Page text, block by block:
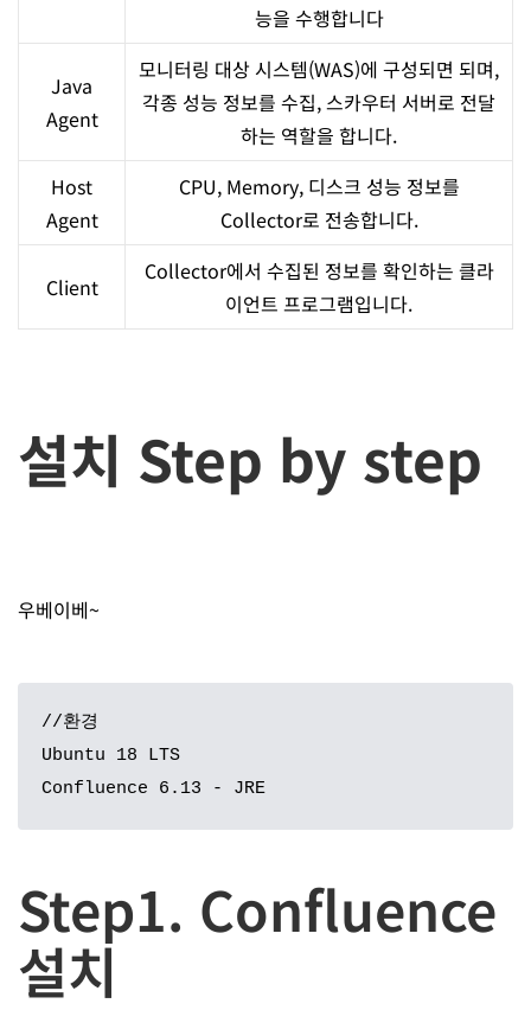
능을 수행합니다
Java
Agent
모니터링 대상 시스템(WAS)에 구성되면 되며,
각종 성능 정보를 수집, 스카우터 서버로 전달
하는 역할을 합니다.
Host
Agent
CPU, Memory, 디스크 성능 정보를
Collector로 전송합니다.
Client
Collector에서 수집된 정보를 확인하는 클라
이언트 프로그램입니다.
설치 Step by step
우베이베~
//환경
Ubuntu 18 LTS
Confluence 6.13 - JRE
Step1. Confluence
설치